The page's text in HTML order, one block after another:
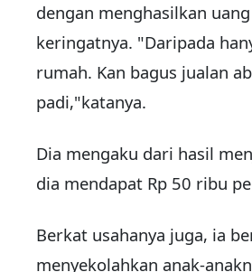
dengan menghasilkan
keringatnya. "Daripada
rumah. Kan bagus jualan
padi,"katanya.
Dia mengaku dari hasil
dia mendapat Rp 50 ribu
Berkat usahanya juga, ia
menyekolahkan anak-